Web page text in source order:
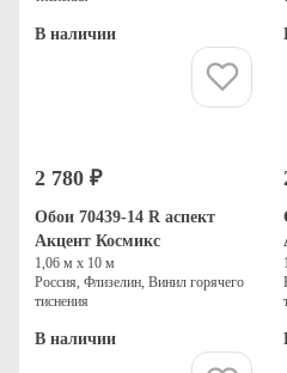
В наличии
2 780 ₽
Обои 70439-14 R аспект
Акцент Космикс
1,06 м х 10 м
Россия, Флизелин, Винил горячего
тиснения
В наличии